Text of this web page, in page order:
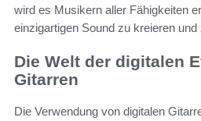
wird es Musikern aller Fähigkeiten
einzigartigen Sound zu kreieren und
Die Welt der digitalen
Gitarren
Die Verwendung von digitalen